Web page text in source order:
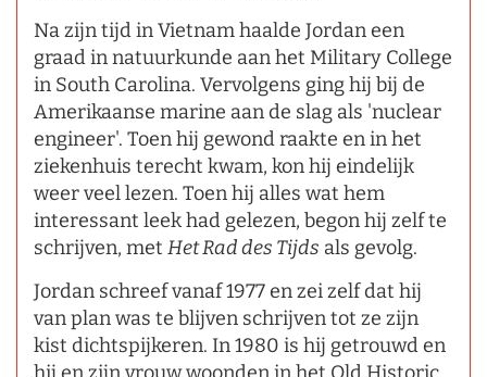
Na zijn tijd in Vietnam haalde Jordan een
graad in natuurkunde aan het Military College
in South Carolina. Vervolgens ging hij bij de
Amerikaanse marine aan de slag als 'nuclear
engineer'. Toen hij gewond raakte en in het
ziekenhuis terecht kwam, kon hij eindelijk
weer veel lezen. Toen hij alles wat hem
interessant leek had gelezen, begon hij zelf te
schrijven, met Het Rad des Tijds als gevolg.
Jordan schreef vanaf 1977 en zei zelf dat hij
van plan was te blijven schrijven tot ze zijn
kist dichtspijkeren. In 1980 is hij getrouwd en